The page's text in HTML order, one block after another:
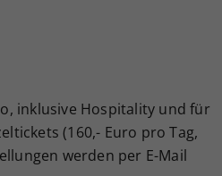
inklusive Hospitality und für
(160,- Euro pro Tag,
werden per E-Mail